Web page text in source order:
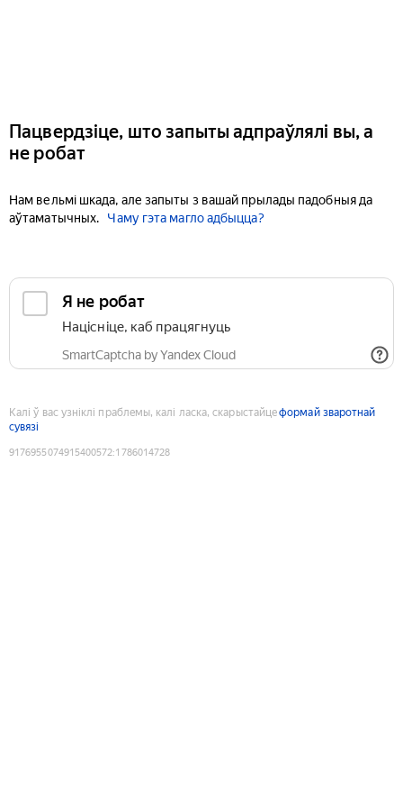
Пацвердзіце, што запыты адпраўлялі вы, а
не робат
Нам вельмі шкада, але запыты з вашай прылады падобныя да
аўтаматычных.
Чаму гэта магло адбыцца?
Я не робат
Націсніце, каб працягнуць
SmartCaptcha by Yandex Cloud
Калі ў вас узніклі праблемы, калі ласка, скарыстайцеформай зваротнай
сувязі
9176955074915400572:1786014728